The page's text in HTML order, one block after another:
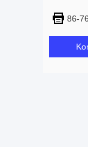
86-